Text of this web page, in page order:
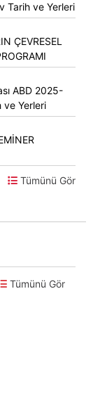
Tarih ve Yerleri
ÇEVRESEL
ABD 2025-
ve Yerleri
Tümünü Gör
Tümünü Gör